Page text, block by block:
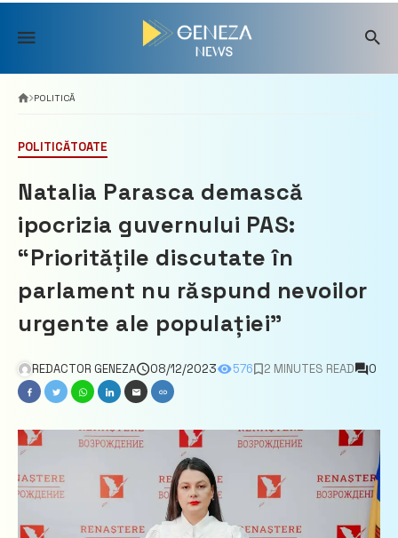
Skip
content
POLITICĂ
POLITICĂTOATE
Natalia Parasca demască
ipocrizia guvernului PAS:
“Prioritățile discutate în
parlament nu răspund nevoilor
urgente ale populației”
REDACTOR GENEZA 08/12/2023 576 2 MINUTES READ 0